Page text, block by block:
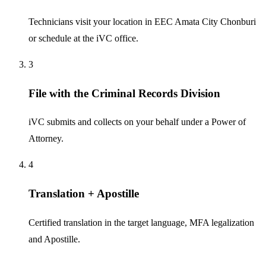
Technicians visit your location in EEC Amata City Chonburi
or schedule at the iVC office.
3
File with the Criminal Records Division
iVC submits and collects on your behalf under a Power of
Attorney.
4
Translation + Apostille
Certified translation in the target language, MFA legalization
and Apostille.